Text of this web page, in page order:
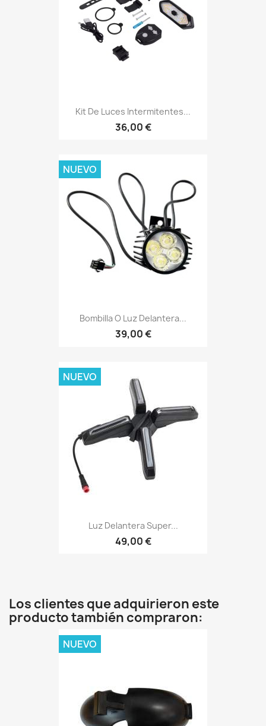
Kit De Luces Intermitentes...
36,00 €
Bombilla O Luz Delantera...
39,00 €
NUEVO
Luz Delantera Super...
49,00 €
NUEVO
Los clientes que adquirieron este
producto también compraron:
NUEVO